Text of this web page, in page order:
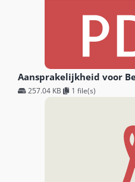
Aansprakelijkheid voor
257.04 KB 1 file(s)